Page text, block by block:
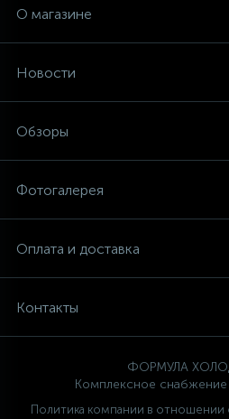
О магазине
Новости
Обзоры
Фотогалерея
Оплата и доставка
Контакты
ФОРМУЛА
Комплексное снабжение
Политика компании в отношении